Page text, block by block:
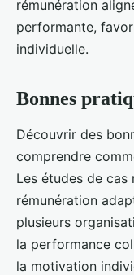
rémunération
performante,
individuelle.
Bonnes
Découvrir des
comprendre
Les études de
rémunération
plusieurs
la performance
la motivation